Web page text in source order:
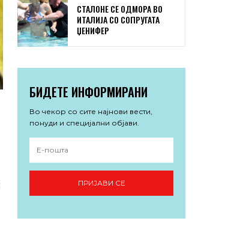
СТАЛОНЕ СЕ ОДМОРА ВО
ИТАЛИЈА СО СОПРУГАТА
ЏЕНИФЕР
БИДЕТЕ ИНФОРМИРАНИ
Во чекор со сите најнови вести,
понуди и специјални објави.
ПРИЈАВИ СЕ